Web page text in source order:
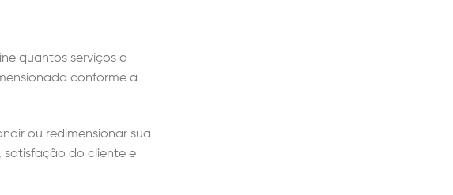
quantos serviços a
conforme a
ou redimensionar sua
satisfação do cliente e